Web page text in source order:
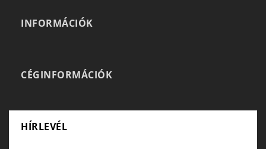
INFORMÁCIÓK
CÉGINFORMÁCIÓK
HÍRLEVÉL